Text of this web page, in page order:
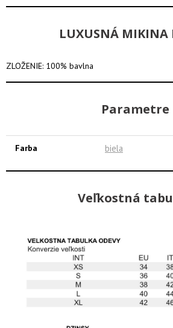
LUXUSNÁ MIKINA
ZLOŽENIE: 100% bavlna
Parametre
Farba biela
Veľkostná